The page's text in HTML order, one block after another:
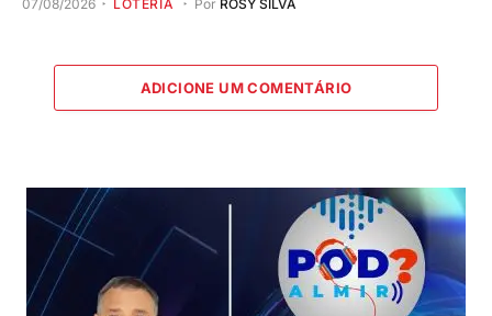
07/08/2026 LOTERIA Por ROSY SILVA
ADICIONE UM COMENTÁRIO